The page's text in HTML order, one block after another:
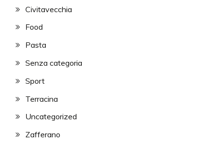
Civitavecchia
Food
Pasta
Senza categoria
Sport
Terracina
Uncategorized
Zafferano